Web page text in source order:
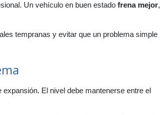
Un vehículo en buen estado frena mejor,
tempranas y evitar que un problema simple
El nivel debe mantenerse entre el